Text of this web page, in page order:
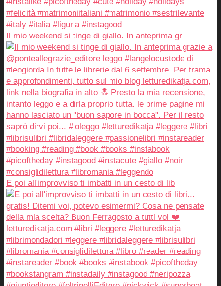
Il mio weekend si tinge di giallo. In anteprima gr
E poi all'improvviso ti imbatti in un cesto di lib